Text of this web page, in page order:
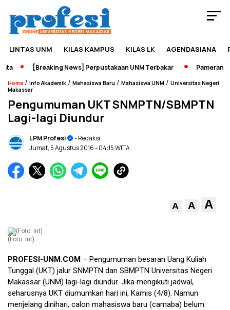
LINTAS UNM KILAS KAMPUS KILAS LK AGENDASIANA
[Breaking News] Perpustakaan UNM Terbakar Pameran
Home / Info Akademik / Mahasiswa Baru / Mahasiswa UNM / Universitas Negeri
Makassar
Pengumuman UKT SNMPTN/SBMPTN
Lagi-lagi Diundur
LPM Profesi
- Redaksi
Jumat, 5 Agustus 2016- 04:15 WITA
A A A
(Foto: Int)
PROFESI-UNM.COM – Pengumuman besaran Uang Kuliah
Tunggal (UKT) jalur SNMPTN dan SBMPTN Universitas Negeri
Makassar (UNM) lagi-lagi diundur. Jika mengikuti jadwal,
seharusnya UKT diumumkan hari ini, Kamis (4/8). Namun
menjelang dinihari, calon mahasiswa baru (camaba) belum